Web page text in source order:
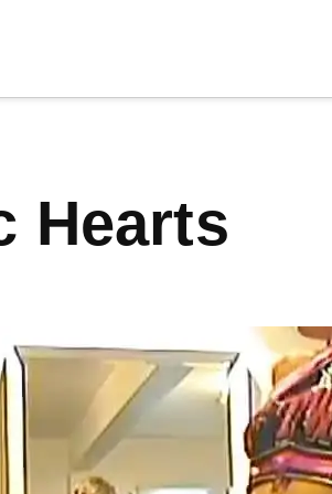
Donar
Hearts